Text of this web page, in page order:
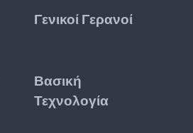
Γενικοί Γερανοί
Βασική
Τεχνολογία